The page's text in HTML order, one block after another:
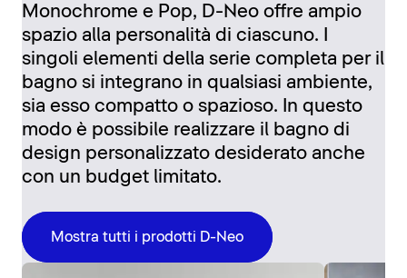
Monochrome e Pop, D-Neo offre ampio
spazio alla personalità di ciascuno. I
singoli elementi della serie completa per il
bagno si integrano in qualsiasi ambiente,
sia esso compatto o spazioso. In questo
modo è possibile realizzare il bagno di
design personalizzato desiderato anche
con un budget limitato.
Mostra tutti i prodotti D-Neo